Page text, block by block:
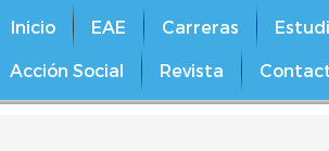
Inicio EAE Carreras
Acción Social Revista